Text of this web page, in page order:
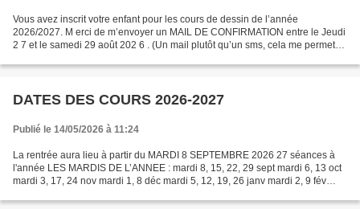
Vous avez inscrit votre enfant pour les cours de dessin de l’année
2026/2027. M erci de m’envoyer un MAIL DE CONFIRMATION entre le Jeudi
2 7 et le samedi 29 août 202 6 . (Un mail plutôt qu’un sms, cela me permets
DATES DES COURS 2026-2027
Publié le 14/05/2026 à 11:24
La rentrée aura lieu à partir du MARDI 8 SEPTEMBRE 2026 27 séances à
l'année LES MARDIS DE L’ANNEE : mardi 8, 15, 22, 29 sept mardi 6, 13 oct
mardi 3, 17, 24 nov mardi 1, 8 déc mardi 5, 12, 19, 26 janv mardi 2, 9 fév